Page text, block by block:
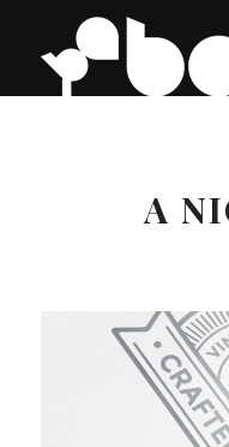
A